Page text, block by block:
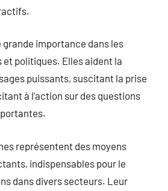
importance dans les
politiques. Elles aident la
puissants, suscitant la prise
à l’action sur des questions
représentent des moyens
indispensables pour le
dans divers secteurs. Leur